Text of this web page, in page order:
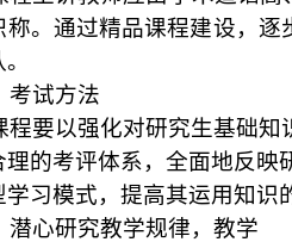
称。通过精品课程建设，
考试方法
程要以强化对研究生基础知
理的考评体系，全面地反映
学习模式，提高其运用知
潜心研究教学规律，教学